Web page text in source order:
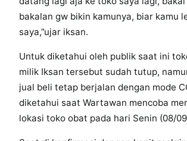
bakalan gw bikin kamunya, biar kamu
saya,”ujar iksan.
Untuk diketahui oleh publik saat ini
milik Iksan tersebut sudah tutup,
jual beli tetap berjalan dengan mode
diketahui saat Wartawan mencoba
lokasi toko obat pada hari Senin (08/